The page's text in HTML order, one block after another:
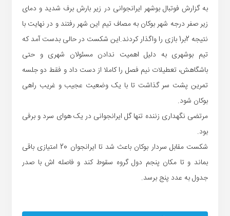
به گزارش فوتبال بوشهر ایرانجوانی در زیر بارش برف شدید و دمای
زیر صفر درجه شهر بوکان به مصاف تیم این شهر رفتند و در نهایت با
نتیجه 2بر1 بازی را واگذار کردند.این شکست در حالی بدست آمد که
تیم بوشهری به دلیل اهمیت ندادن مسئولان شهری و حتی
باشگاهش، تعطیلات نیم فصل را کاملا از دست داد و فقط دو جلسه
تمرین پشت سر گذاشت تا با یک وضعیت عجیب و غریب راهی
بوکان شود.
مرتضی نگهداری زننده تنها گل ایرانجوانی در یک هوای سرد و برفی
بود.
شکست مقابل سردار بوکان باعث شد تا ایرانجوان 20 امتیازی باقی
بماند و تا مکان پنجم دول گروه سقوط کند و فاصله اش با صدر
جدول به عدد پنج برسد.